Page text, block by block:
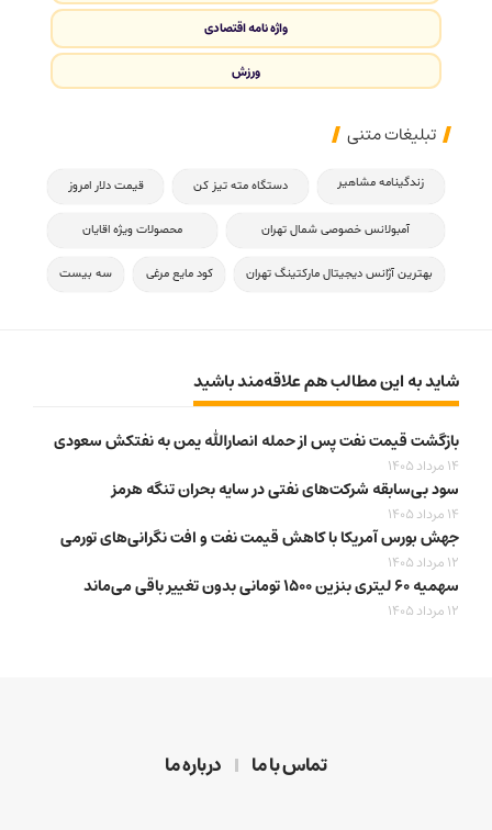
واژه نامه اقتصادی
ورزش
تبلیغات متنی
زندگینامه مشاهیر دستگاه مته تیز کن قیمت دلار امروز
آمبولانس خصوصی شمال تهران محصولات ویژه اقایان
بهترین آژانس دیجیتال مارکتینگ تهران کود مایع مرغی سه بیست
شاید به این مطالب هم علاقه‌مند باشید
بازگشت قیمت نفت پس از حمله انصارالله یمن به نفتکش سعودی
14 مرداد 1405
سود بی‌سابقه شرکت‌های نفتی در سایه بحران تنگه هرمز
14 مرداد 1405
جهش بورس آمریکا با کاهش قیمت نفت و افت نگرانی‌های تورمی
12 مرداد 1405
سهمیه ۶۰ لیتری بنزین ۱۵۰۰ تومانی بدون تغییر باقی می‌ماند
12 مرداد 1405
تماس با ما درباره ما